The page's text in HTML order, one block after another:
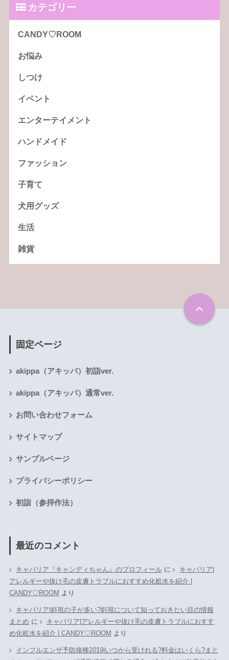
カテゴリー
CANDY♡ROOM
お悩み
しつけ
イベント
エンターテイメント
ハンドメイド
ファッション
子育て
犬用グッズ
生活
雑貨
固定ページ
akippa（アキッパ）初詣ver.
akippa（アキッパ）通常ver.
お問い合わせフォーム
サイトマップ
サンプルページ
プライバシーポリシー
初詣（参拝作法）
最近のコメント
キャバリア『キャンディちゃん』のプロフィールに
キャバリア|
アレルギーや抜け毛の皮膚トラブルにおすすめ化粧水を紹介 |
CANDY♡ROOM より
キャバリア|斜視の子が多い?斜視について知っておきたい目の情報
まとめ に
キャバリア|アレルギーや抜け毛の皮膚トラブルにおすす
め化粧水を紹介 | CANDY♡ROOM より
インフルエンザ予防接種2019|いつから受けれる?料金はいくら?まと